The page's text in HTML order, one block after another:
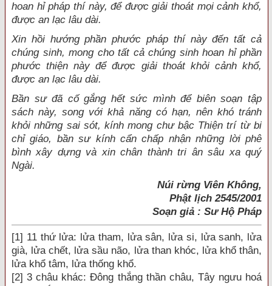
hoan hỉ pháp thí này, để được giải thoát mọi cảnh khổ,
được an lạc lâu dài.
Xin hồi hướng phần phước pháp thí này đến tất cả
chúng sinh, mong cho tất cả chúng sinh hoan hỉ phần
phước thiện này để được giải thoát khỏi cảnh khổ,
được an lạc lâu dài.
Bần sư đã cố gắng hết sức mình để biên soạn tập
sách này, song với khả năng có hạn, nên khó tránh
khỏi những sai sót, kính mong chư bậc Thiện trí từ bi
chỉ giáo, bần sư kính cẩn chấp nhận những lời phê
bình xây dựng và xin chân thành tri ân sâu xa quý
Ngài.
Núi rừng Viên Không,
Phật lịch 2545/2001
Soạn giả : Sư Hộ Pháp
[1] 11 thứ lửa: lửa tham, lửa sân, lửa si, lửa sanh, lửa
già, lửa chết, lửa sầu não, lửa than khóc, lửa khổ thân,
lửa khổ tâm, lửa thống khổ.
[2] 3 châu khác: Ðông thắng thần châu, Tây ngưu hoá